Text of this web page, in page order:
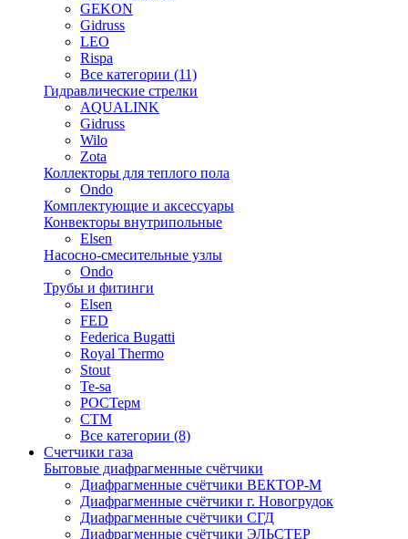
GEKON
Gidruss
LEO
Rispa
Все категории (11)
Гидравлические стрелки
AQUALINK
Gidruss
Wilo
Zota
Коллекторы для теплого пола
Ondo
Комплектующие и аксессуары
Конвекторы внутрипольные
Elsen
Насосно-смесительные узлы
Ondo
Трубы и фитинги
Elsen
FED
Federica Bugatti
Royal Thermo
Stout
Te-sa
РОСТерм
СТМ
Все категории (8)
Счетчики газа
Бытовые диафрагменные счётчики
Диафрагменные счётчики ВЕКТОР-М
Диафрагменные счётчики г. Новогрудок
Диафрагменные счётчики СГД
Диафрагменные счётчики ЭЛЬСТЕР